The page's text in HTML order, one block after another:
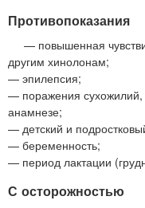
Противопоказания
— повышенная
другим хинолонам;
— эпилепсия;
— поражения
анамнезе;
— детский и
— беременность;
— период лактации
С осторожностью